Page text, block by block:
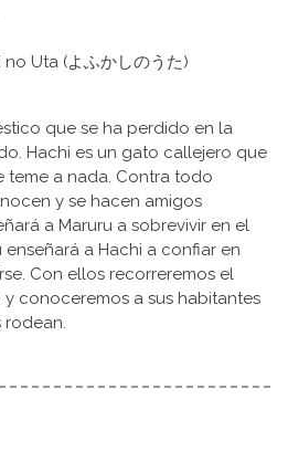
Uta (よふかしのうた)
que se ha perdido en la
Hachi es un gato callejero que
teme a nada. Contra todo
y se hacen amigos
a Maruru a sobrevivir en el
a Hachi a confiar en
Con ellos recorreremos el
conoceremos a sus habitantes